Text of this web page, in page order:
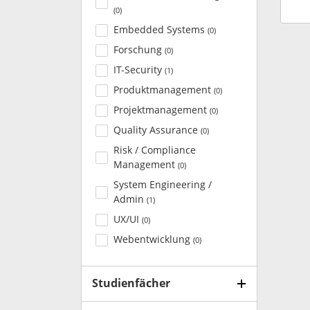
(0)
Embedded Systems (0)
Forschung (0)
IT-Security (1 )
Produktmanagement (0)
Projektmanagement (0)
Quality Assurance (0)
Risk / Compliance
Management (0)
System Engineering /
Admin (1 )
UX/UI (0)
Webentwicklung (0)
Studienfächer